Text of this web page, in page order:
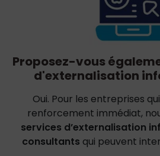
Proposez-vous
d'externalisation
Oui. Pour les entreprises
renforcement immédiat,
services d’externalisation
consultants qui peuvent